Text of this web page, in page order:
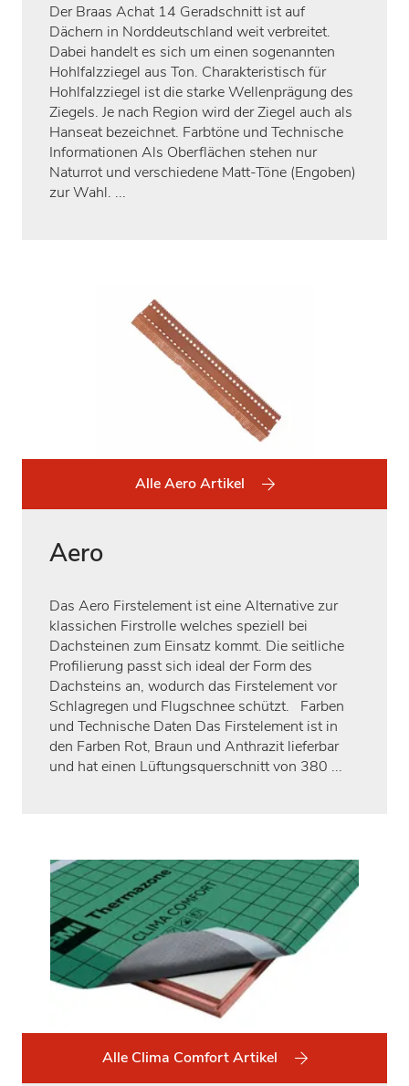
Der Braas Achat 14 Geradschnitt ist auf
Dächern in Norddeutschland weit verbreitet.
Dabei handelt es sich um einen sogenannten
Hohlfalzziegel aus Ton. Charakteristisch für
Hohlfalzziegel ist die starke Wellenprägung des
Ziegels. Je nach Region wird der Ziegel auch als
Hanseat bezeichnet. Farbtöne und Technische
Informationen Als Oberflächen stehen nur
Naturrot und verschiedene Matt-Töne (Engoben)
zur Wahl. ...
Alle Aero Artikel
Aero
Das Aero Firstelement ist eine Alternative zur
klassichen Firstrolle welches speziell bei
Dachsteinen zum Einsatz kommt. Die seitliche
Profilierung passt sich ideal der Form des
Dachsteins an, wodurch das Firstelement vor
Schlagregen und Flugschnee schützt. Farben
und Technische Daten Das Firstelement ist in
den Farben Rot, Braun und Anthrazit lieferbar
und hat einen Lüftungsquerschnitt von 380 ...
Alle Clima Comfort Artikel